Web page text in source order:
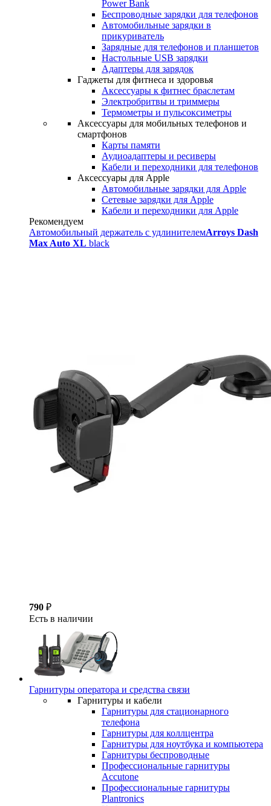
Power Bank
Беспроводные зарядки для телефонов
Автомобильные зарядки в
прикуриватель
Зарядные для телефонов и планшетов
Настольные USB зарядки
Адаптеры для зарядок
Гаджеты для фитнеса и здоровья
Аксессуары к фитнес браслетам
Электробритвы и триммеры
Термометры и пульсоксиметры
Аксессуары для мобильных телефонов и
смартфонов
Карты памяти
Аудиоадаптеры и ресиверы
Кабели и переходники для телефонов
Аксессуары для Apple
Автомобильные зарядки для Apple
Сетевые зарядки для Apple
Кабели и переходники для Apple
Рекомендуем
Автомобильный держатель с удлинителемArroys Dash
Max Auto XL black
790 ₽
Есть в наличии
Гарнитуры оператора и средства связи
Гарнитуры и кабели
Гарнитуры для стационарного
телефона
Гарнитуры для коллцентра
Гарнитуры для ноутбука и компьютера
Гарнитуры беспроводные
Профессиональные гарнитуры
Accutone
Профессиональные гарнитуры
Plantronics